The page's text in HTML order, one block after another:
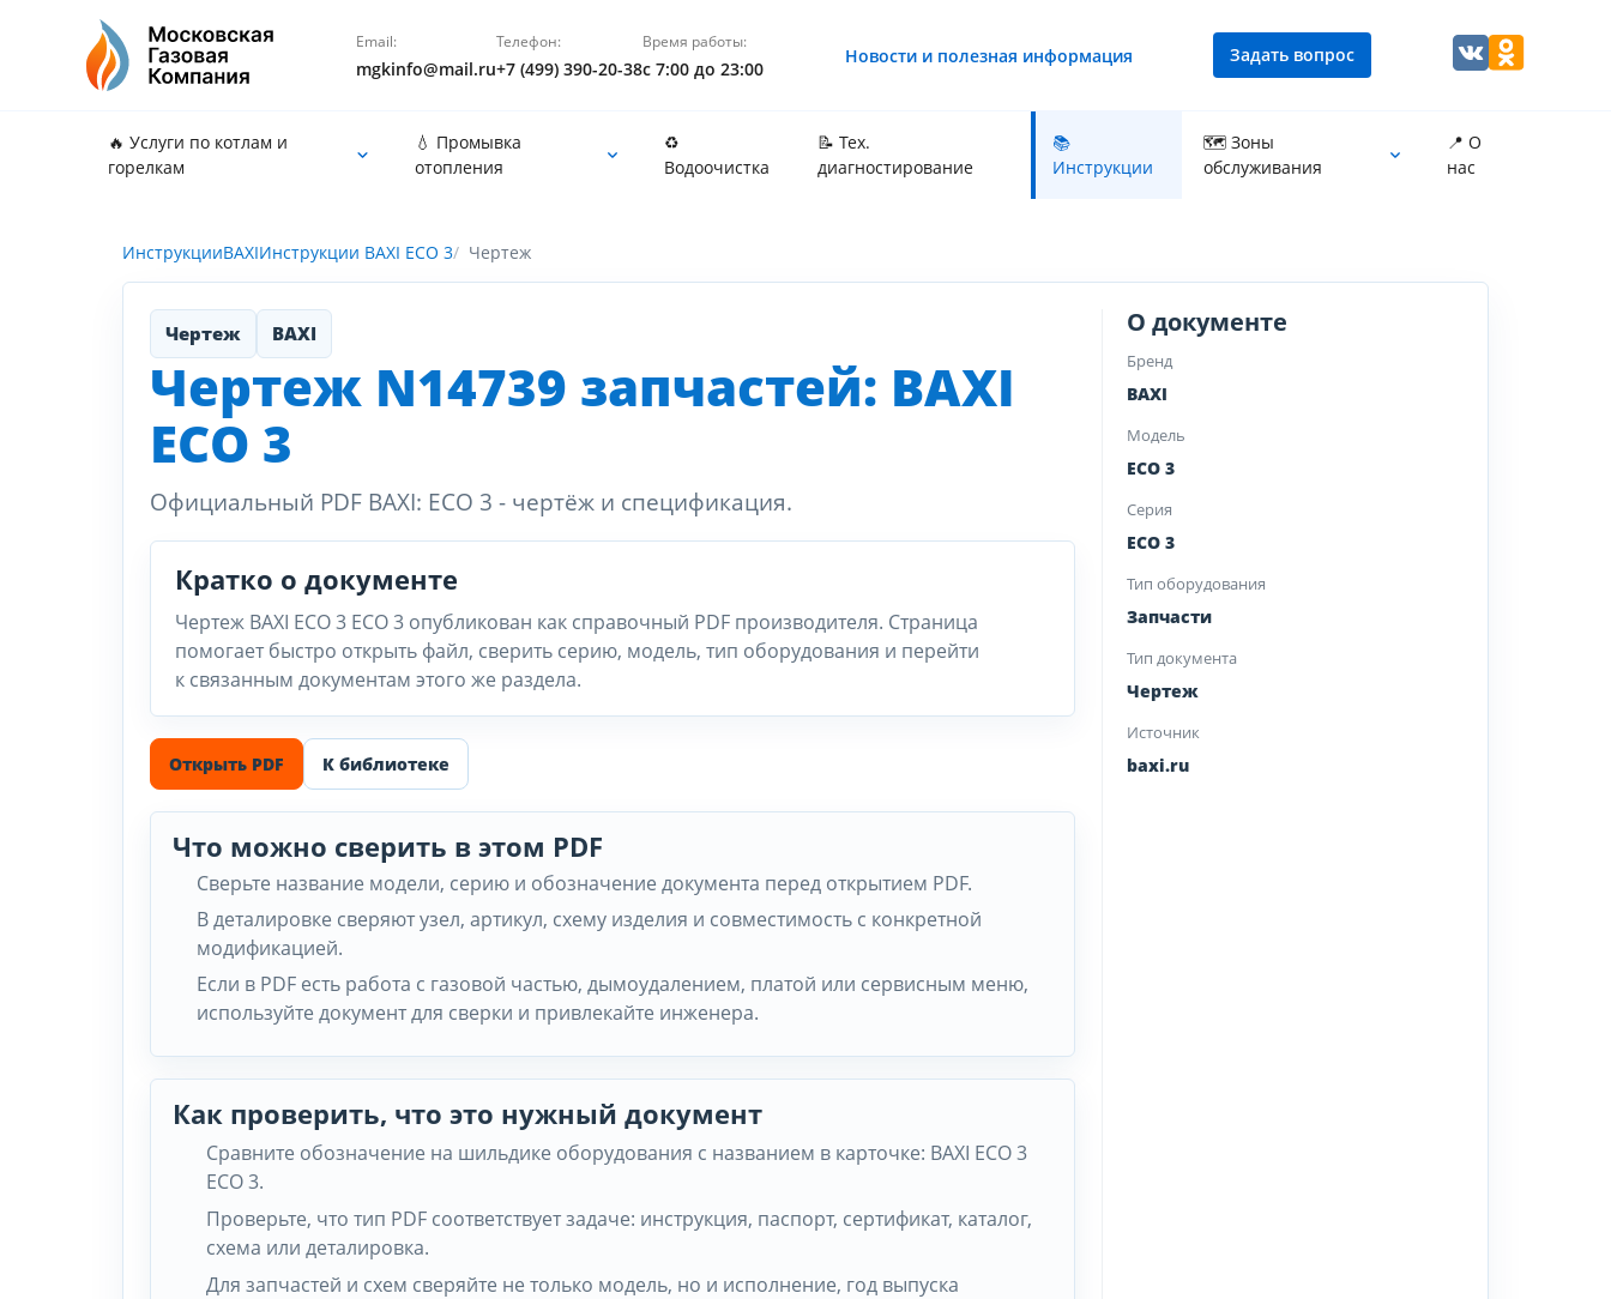
Email:
mgkinfo@mail.ru
Телефон:
+7 (499) 390-20-38
Время работы:
с 7:00 до 23:00
Новости и полезная информация Задать вопрос
🔥 Услуги по котлам и
горелкам
💧 Промывка
отопления
♻️
Водоочистка
📝 Тех.
диагностирование
📚
Инструкции
🗺 Зоны
обслуживания
📍 О
нас
ИнструкцииBAXIИнструкции BAXI ECO 3 Чертеж
Чертеж BAXI
Чертеж N14739 запчастей: BAXI
ECO 3
Официальный PDF BAXI: ECO 3 - чертёж и спецификация.
Кратко о документе
Чертеж BAXI ECO 3 ECO 3 опубликован как справочный PDF производителя. Страница
помогает быстро открыть файл, сверить серию, модель, тип оборудования и перейти
к связанным документам этого же раздела.
Открыть PDF К библиотеке
Что можно сверить в этом PDF
Сверьте название модели, серию и обозначение документа перед открытием PDF.
В деталировке сверяют узел, артикул, схему изделия и совместимость с конкретной
модификацией.
Если в PDF есть работа с газовой частью, дымоудалением, платой или сервисным меню,
используйте документ для сверки и привлекайте инженера.
Как проверить, что это нужный документ
Сравните обозначение на шильдике оборудования с названием в карточке: BAXI ECO 3
ECO 3.
Проверьте, что тип PDF соответствует задаче: инструкция, паспорт, сертификат, каталог,
схема или деталировка.
Для запчастей и схем сверяйте не только модель, но и исполнение, год выпуска
О документе
Бренд
BAXI
Модель
ECO 3
Серия
ECO 3
Тип оборудования
Запчасти
Тип документа
Чертеж
Источник
baxi.ru